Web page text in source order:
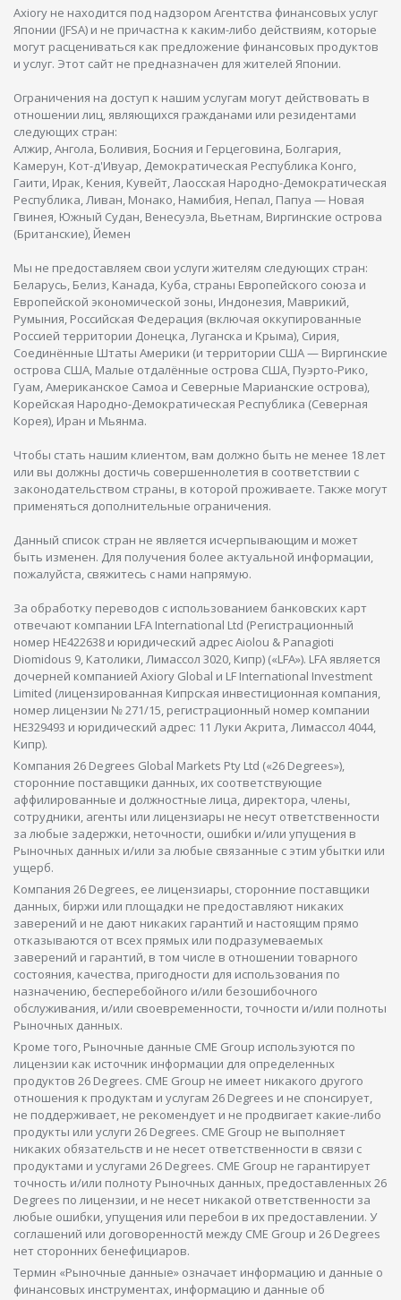
Axiory не находится под надзором Агентства финансовых услуг
Японии (JFSA) и не причастна к каким-либо действиям, которые
могут расцениваться как предложение финансовых продуктов
и услуг. Этот сайт не предназначен для жителей Японии.
Ограничения на доступ к нашим услугам могут действовать в
отношении лиц, являющихся гражданами или резидентами
следующих стран:
Алжир, Ангола, Боливия, Босния и Герцеговина, Болгария,
Камерун, Кот-д'Ивуар, Демократическая Республика Конго,
Гаити, Ирак, Кения, Кувейт, Лаосская Народно-Демократическая
Республика, Ливан, Монако, Намибия, Непал, Папуа — Новая
Гвинея, Южный Судан, Венесуэла, Вьетнам, Виргинские острова
(Британские), Йемен
Мы не предоставляем свои услуги жителям следующих стран:
Беларусь, Белиз, Канада, Куба, страны Европейского союза и
Европейской экономической зоны, Индонезия, Маврикий,
Румыния, Российская Федерация (включая оккупированные
Россией территории Донецка, Луганска и Крыма), Сирия,
Соединённые Штаты Америки (и территории США — Виргинские
острова США, Малые отдалённые острова США, Пуэрто-Рико,
Гуам, Американское Самоа и Северные Марианские острова),
Корейская Народно-Демократическая Республика (Северная
Корея), Иран и Мьянма.
Чтобы стать нашим клиентом, вам должно быть не менее 18 лет
или вы должны достичь совершеннолетия в соответствии с
законодательством страны, в которой проживаете. Также могут
применяться дополнительные ограничения.
Данный список стран не является исчерпывающим и может
быть изменен. Для получения более актуальной информации,
пожалуйста, свяжитесь с нами напрямую.
За обработку переводов с использованием банковских карт
отвечают компании LFA International Ltd (Регистрационный
номер HE422638 и юридический адрес Aiolou & Panagioti
Diomidous 9, Католики, Лимассол 3020, Кипр) («LFA»). LFA является
дочерней компанией Axiory Global и LF International Investment
Limited (лицензированная Кипрская инвестиционная компания,
номер лицензии № 271/15, регистрационный номер компании
HE329493 и юридический адрес: 11 Луки Акрита, Лимассол 4044,
Кипр).
Компания 26 Degrees Global Markets Pty Ltd («26 Degrees»),
сторонние поставщики данных, их соответствующие
аффилированные и должностные лица, директора, члены,
сотрудники, агенты или лицензиары не несут ответственности
за любые задержки, неточности, ошибки и/или упущения в
Рыночных данных и/или за любые связанные с этим убытки или
ущерб.
Компания 26 Degrees, ее лицензиары, сторонние поставщики
данных, биржи или площадки не предоставляют никаких
заверений и не дают никаких гарантий и настоящим прямо
отказываются от всех прямых или подразумеваемых
заверений и гарантий, в том числе в отношении товарного
состояния, качества, пригодности для использования по
назначению, бесперебойного и/или безошибочного
обслуживания, и/или своевременности, точности и/или полноты
Рыночных данных.
Кроме того, Рыночные данные CME Group используются по
лицензии как источник информации для определенных
продуктов 26 Degrees. CME Group не имеет никакого другого
отношения к продуктам и услугам 26 Degrees и не спонсирует,
не поддерживает, не рекомендует и не продвигает какие-либо
продукты или услуги 26 Degrees. CME Group не выполняет
никаких обязательств и не несет ответственности в связи с
продуктами и услугами 26 Degrees. CME Group не гарантирует
точность и/или полноту Рыночных данных, предоставленных 26
Degrees по лицензии, и не несет никакой ответственности за
любые ошибки, упущения или перебои в их предоставлении. У
соглашений или договоренностй между CME Group и 26 Degrees
нет сторонних бенефициаров.
Термин «Рыночные данные» означает информацию и данные о
финансовых инструментах, информацию и данные об